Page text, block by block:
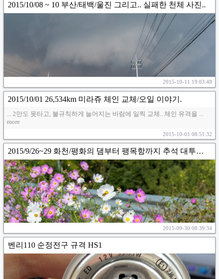
2015/10/08 ~ 10 부산/태백/울진 그리고.. 실패한 천체 사진..
2015-10-11 19:03:48
2015/10/01 26,534km 미라쥬 체인 교체/오일 이야기.
... 2만도 못타고, 불규칙하게 늘어지는 바람에 일찍 교체.. 체인 유격을 ...
more
2015-10-01 08:51:32
2015/9/26~29 화천/평화의 댐부터 팽목항까지 추석 대투어? (광유 여담)
2015-09-30 08:39:34
벤리110 순정전구 규격 HS1